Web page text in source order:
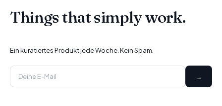
Things that simply work.
Ein kuratiertes Produkt jede Woche. Kein Spam.
→